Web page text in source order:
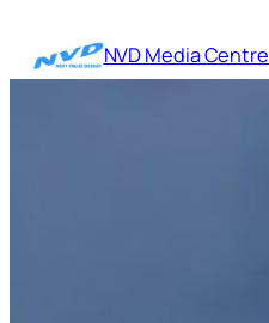
を
NVD Media Centre